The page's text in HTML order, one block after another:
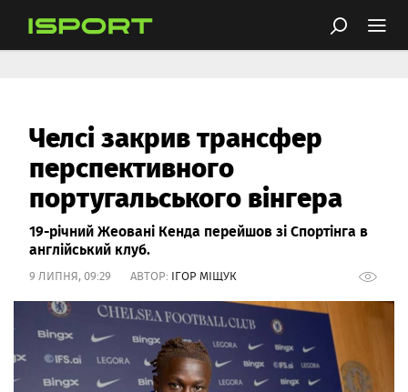
Челсі закрив трансфер
перспективного
португальського вінгера
19-річний Жеовані Кенда перейшов зі Спортінга в
англійський клуб.
9 ЛИПНЯ, 09:29 АВТОР: ІГОР МІЩУК